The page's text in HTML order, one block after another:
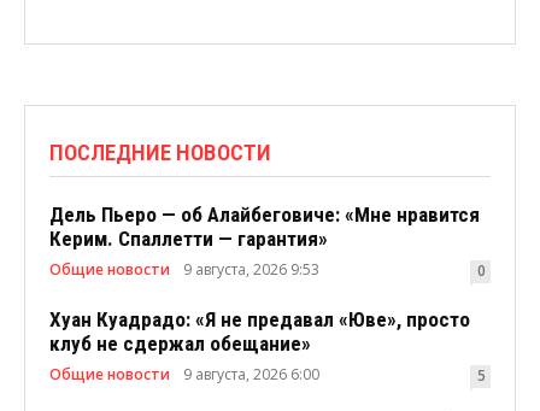
ПОСЛЕДНИЕ НОВОСТИ
Дель Пьеро — об Алайбеговиче: «Мне нравится
Керим. Спаллетти — гарантия»
Общие новости 9 августа, 2026 9:53 0
Хуан Куадрадо: «Я не предавал «Юве», просто
клуб не сдержал обещание»
Общие новости 9 августа, 2026 6:00 5